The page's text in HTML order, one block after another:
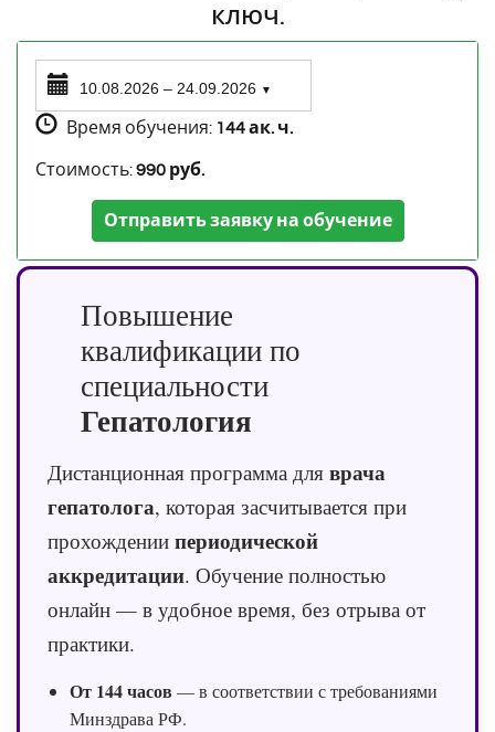
ключ.
10.08.2026 – 24.09.2026 ▼
Время обучения: 144 ак. ч.
Стоимость:990 руб.
Отправить заявку на обучение
Повышение
квалификации по
специальности
Гепатология
Дистанционная программа для врача
гепатолога, которая засчитывается при
прохождении периодической
аккредитации. Обучение полностью
онлайн — в удобное время, без отрыва от
практики.
От 144 часов — в соответствии с требованиями
Минздрава РФ.